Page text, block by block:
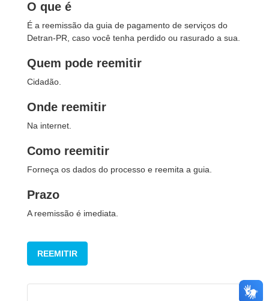
O que é
É a reemissão da guia de pagamento de serviços do
Detran-PR, caso você tenha perdido ou rasurado a sua.
Quem pode reemitir
Cidadão.
Onde reemitir
Na internet.
Como reemitir
Forneça os dados do processo e reemita a guia.
Prazo
A reemissão é imediata.
REEMITIR